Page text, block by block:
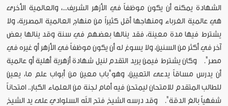
الشهادة يمكنه أن يكون موظفاً في الأزهر الشريف...، والعالمية الأخرى
هي عالمية الغرباء ومنهاجها أقل كثيراً من منهاج العالمية المصرية، ولا
يشترط فيها مدة معينة، فقد ينالها بعضهم في سنة وقد ينالها بعض
آخر في أكثر من السنين، ولا يسوغ له أن يكون موظفاً في الأزهر أو غيره في
مصر". وكان يشترط فيمن يريد التقدم لنيل شهادة أزهرية أهلية أو عالمية
أن يدرس مساقاً يدعى التعيين، وهو"باب معين من أبواب علم ما، يعين
للطالب المتقدم للامتحان ليمتحن فيه أمام لجنة من العلماء الكبار.. امتحاناً
شفهياً بالغ الدقة". وقد درسه الشيخ فتح الله السلوادي على يد الشيخ